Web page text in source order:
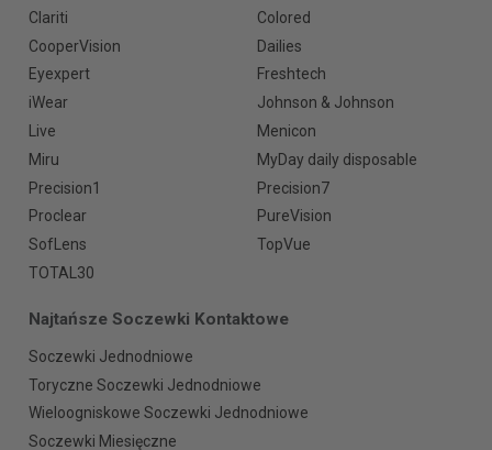
Clariti
Colored
CooperVision
Dailies
Eyexpert
Freshtech
iWear
Johnson & Johnson
Live
Menicon
Miru
MyDay daily disposable
Precision1
Precision7
Proclear
PureVision
SofLens
TopVue
TOTAL30
Najtańsze Soczewki Kontaktowe
Soczewki Jednodniowe
Toryczne Soczewki Jednodniowe
Wieloogniskowe Soczewki Jednodniowe
Soczewki Miesięczne